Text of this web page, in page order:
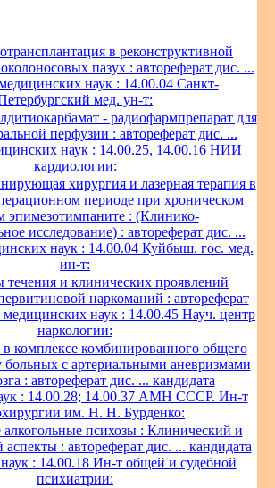
в реконструктивной
пазух : автореферат дис. ...
наук : 14.00.04 Санкт-
мед. ун-т:
- радиофармпрепарат для
перфузии : автореферат дис. ...
наук : 14.00.25, 14.00.16 НИИ
кардиологии:
хирургия и лазерная терапия в
периоде при хроническом
эпимезотимпаните : (Клинико-
исследование) : автореферат дис. ...
наук : 14.00.04 Куйбыш. гос. мед.
ин-т:
течения и клинических проявлений
наркоманий : автореферат
медицинских наук : 14.00.45 Науч. центр
наркологии:
в комплексе комбинированного общего
больных с артериальными аневризмами
: автореферат дис. ... кандидата
: 14.00.28; 14.00.37 АМН СССР. Ин-т
им. Н. Н. Бурденко:
психозы : Клинический и
аспекты : автореферат дис. ... кандидата
: 14.00.18 Ин-т общей и судебной
психиатрии: